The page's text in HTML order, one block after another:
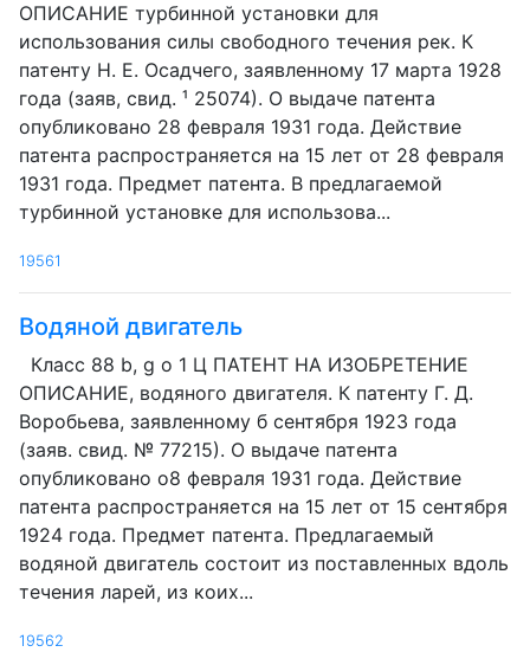
ОПИСАНИЕ турбинной установки для
использования силы свободного течения рек. К
патенту Н. Е. Осадчего, заявленному 17 марта 1928
года (заяв, свид. ¹ 25074). О выдаче патента
опубликовано 28 февраля 1931 года. Действие
патента распространяется на 15 лет от 28 февраля
1931 года. Предмет патента. В предлагаемой
турбинной установке для использова...
19561
Водяной двигатель
Класс 88 b, g о 1 Ц ПАТЕНТ HA ИЗОБРЕТЕНИЕ
ОПИСАНИЕ, водяного двигателя. К патенту Г. Д.
Воробьева, заявленному б сентября 1923 года
(заяв. свид. № 77215). О выдаче патента
опубликовано о8 февраля 1931 года. Действие
патента распространяется на 15 лет от 15 сентября
1924 года. Предмет патента. Предлагаемый
водяной двигатель состоит из поставленных вдоль
течения ларей, из коих...
19562